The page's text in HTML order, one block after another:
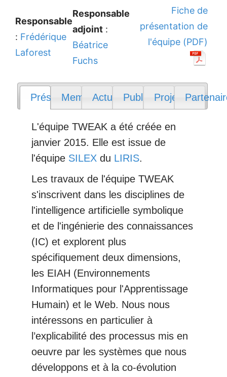
Responsable
: Frédérique
Laforest
Responsable
adjoint :
Béatrice
Fuchs
Fiche de
présentation de
l'équipe (PDF)
PrésentationMembresActualitésPublications
Projets
L'équipe TWEAK a été créée en
janvier 2015. Elle est issue de
l'équipe SILEXdu LIRIS.
Les travaux de l'équipe TWEAK
s'inscrivent dans les disciplines de
l'intelligence artificielle symbolique
et de l'ingénierie des connaissances
(IC) et explorent plus
spécifiquement deux dimensions,
les EIAH (Environnements
Informatiques pour l'Apprentissage
Humain) et le Web. Nous nous
intéressons en particulier à
l’explicabilité des processus mis en
oeuvre par les systèmes que nous
développons et à la co-évolution